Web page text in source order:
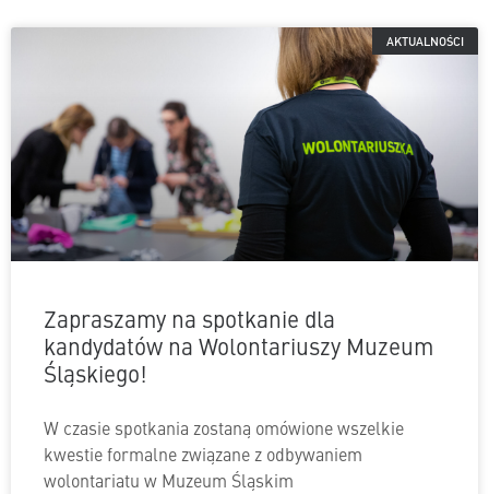
AKTUALNOŚCI
Zapraszamy na spotkanie dla
kandydatów na Wolontariuszy Muzeum
Śląskiego!
W czasie spotkania zostaną omówione wszelkie
kwestie formalne związane z odbywaniem
wolontariatu w Muzeum Śląskim